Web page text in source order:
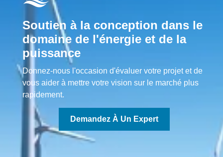
Soutien à la conception dans le
domaine de l'énergie et de la
puissance
Donnez-nous l'occasion d'évaluer votre projet et de
vous aider à mettre votre vision sur le marché plus
rapidement.
Demandez À Un Expert